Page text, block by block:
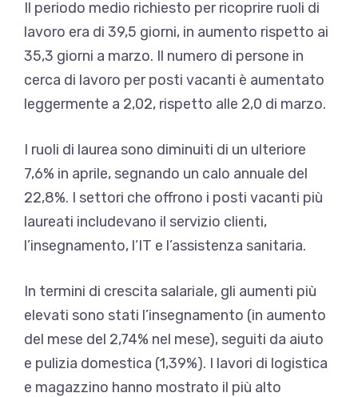
Il periodo medio richiesto per ricoprire ruoli di
lavoro era di 39,5 giorni, in aumento rispetto ai
35,3 giorni a marzo. Il numero di persone in
cerca di lavoro per posti vacanti è aumentato
leggermente a 2,02, rispetto alle 2,0 di marzo.
I ruoli di laurea sono diminuiti di un ulteriore
7,6% in aprile, segnando un calo annuale del
22,8%. I settori che offrono i posti vacanti più
laureati includevano il servizio clienti,
l’insegnamento, l’IT e l’assistenza sanitaria.
In termini di crescita salariale, gli aumenti più
elevati sono stati l’insegnamento (in aumento
del mese del 2,74% nel mese), seguiti da aiuto
e pulizia domestica (1,39%). I lavori di logistica
e magazzino hanno mostrato il più alto